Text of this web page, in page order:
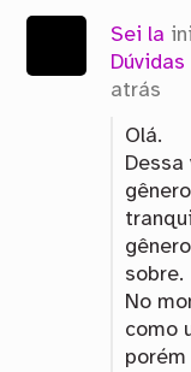
Sei la
Dúvidas
atrás
Olá.
sobre.
No
como